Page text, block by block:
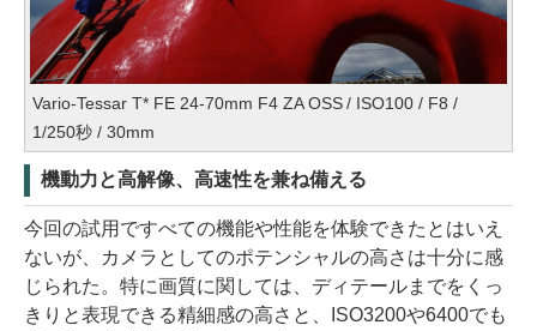
Vario-Tessar T* FE 24-70mm F4 ZA OSS / ISO100 / F8 /
1/250秒 / 30mm
機動力と高解像、高速性を兼ね備える
今回の試用ですべての機能や性能を体験できたとはいえ
ないが、カメラとしてのポテンシャルの高さは十分に感
じられた。特に画質に関しては、ディテールまでをくっ
きりと表現できる精細感の高さと、ISO3200や6400でも